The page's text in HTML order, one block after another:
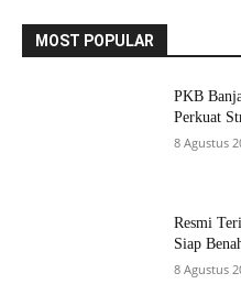
MOST POPULAR
PKB
Perkuat
8 Agustus
Resmi
Siap
8 Agustus